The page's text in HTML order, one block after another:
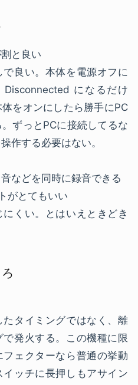
と良い
で良い。本体を電源オフに
Disconnected になるだけ
をオンにしたら勝手にPC
ずっとPCに接続してるな
作する必要はない。
などを同時に録音できる
がとてもいい
くい。とはいえときどき
たタイミングではなく、離
で発火する。この機種に限
フェクターなら普通の挙動
イッチに長押しもアサイン